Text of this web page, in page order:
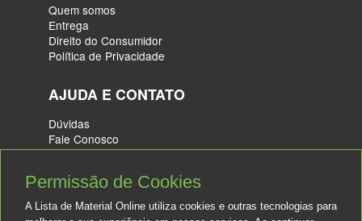
Quem somos
Entrega
Direito do Consumidor
Política de Privacidade
AJUDA E CONTATO
Dúvidas
Fale Conosco
Troca e Devolução
Verificada por
Permissão de Cookies
A Lista de Material Online utiliza cookies e outras tecnologias para